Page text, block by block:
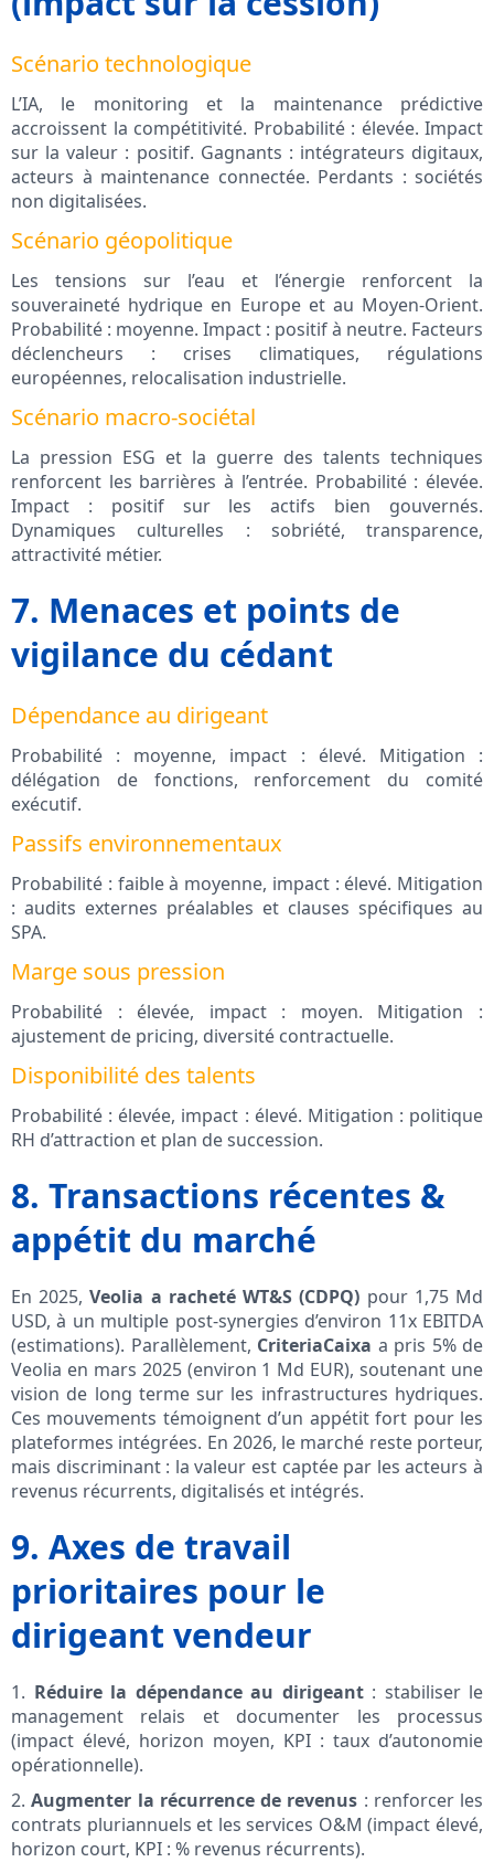
Scénario technologique
L’IA, le monitoring et la maintenance prédictive
accroissent la compétitivité. Probabilité : élevée. Impact
sur la valeur : positif. Gagnants : intégrateurs digitaux,
acteurs à maintenance connectée. Perdants : sociétés
non digitalisées.
Scénario géopolitique
Les tensions sur l’eau et l’énergie renforcent la
souveraineté hydrique en Europe et au Moyen-Orient.
Probabilité : moyenne. Impact : positif à neutre. Facteurs
déclencheurs : crises climatiques, régulations
européennes, relocalisation industrielle.
Scénario macro-sociétal
La pression ESG et la guerre des talents techniques
renforcent les barrières à l’entrée. Probabilité : élevée.
Impact : positif sur les actifs bien gouvernés.
Dynamiques culturelles : sobriété, transparence,
attractivité métier.
7. Menaces et points de
vigilance du cédant
Dépendance au dirigeant
Probabilité : moyenne, impact : élevé. Mitigation :
délégation de fonctions, renforcement du comité
exécutif.
Passifs environnementaux
Probabilité : faible à moyenne, impact : élevé. Mitigation
: audits externes préalables et clauses spécifiques au
SPA.
Marge sous pression
Probabilité : élevée, impact : moyen. Mitigation :
ajustement de pricing, diversité contractuelle.
Disponibilité des talents
Probabilité : élevée, impact : élevé. Mitigation : politique
RH d’attraction et plan de succession.
8. Transactions récentes &
appétit du marché
En 2025,Veolia a racheté WT&S (CDPQ) pour 1,75 Md
USD, à un multiple post-synergies d’environ 11x EBITDA
(estimations). Parallèlement, CriteriaCaixa a pris 5% de
Veolia en mars 2025 (environ 1 Md EUR), soutenant une
vision de long terme sur les infrastructures hydriques.
Ces mouvements témoignent d’un appétit fort pour les
plateformes intégrées. En 2026, le marché reste porteur,
mais discriminant : la valeur est captée par les acteurs à
revenus récurrents, digitalisés et intégrés.
9. Axes de travail
prioritaires pour le
dirigeant vendeur
1. Réduire la dépendance au dirigeant: stabiliser le
management relais et documenter les processus
(impact élevé, horizon moyen, KPI : taux d’autonomie
opérationnelle).
2.Augmenter la récurrence de revenus : renforcer les
contrats pluriannuels et les services O&M (impact élevé,
horizon court, KPI : % revenus récurrents).